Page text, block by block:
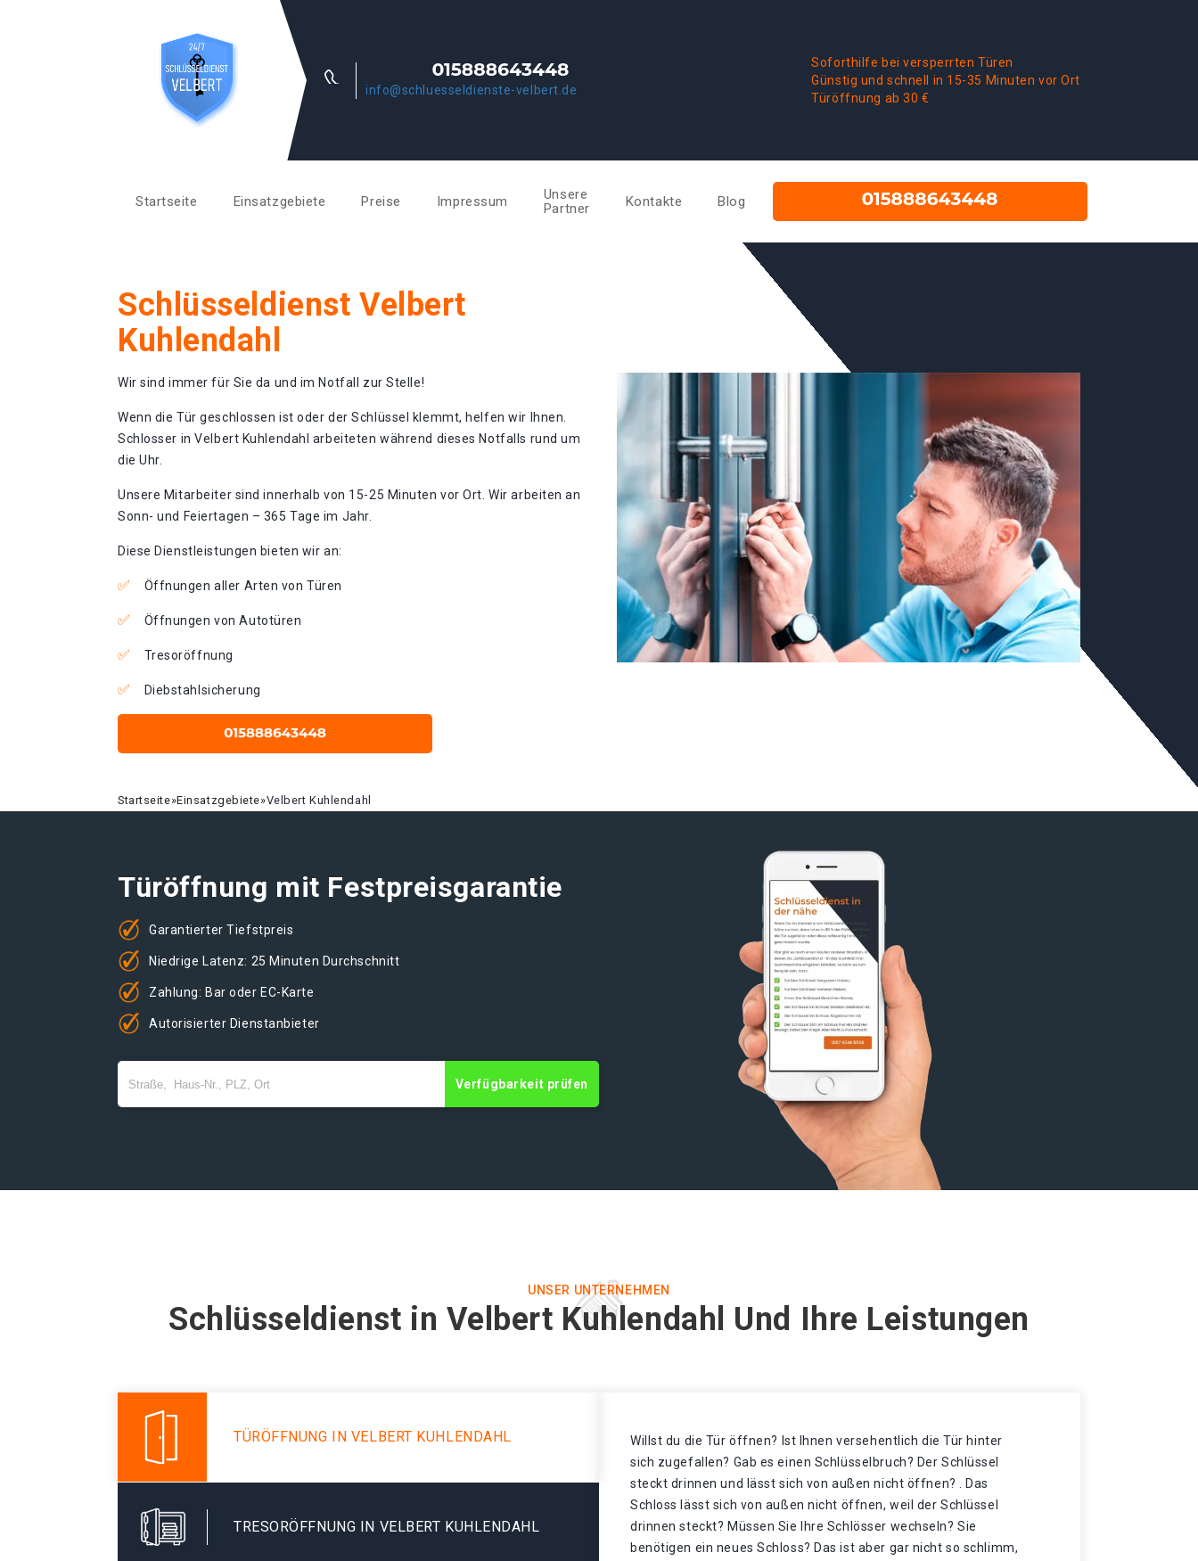
info@schluesseldienste-velbert.de
Soforthilfe bei versperrten Türen
Günstig und schnell in 15-35 Minuten vor Ort
Türöffnung ab 30 €
Startseite Einsatzgebiete Preise Impressum
Unsere
Partner
Kontakte Blog
Schlüsseldienst Velbert
Kuhlendahl
Wir sind immer für Sie da und im Notfall zur Stelle!
Wenn die Tür geschlossen ist oder der Schlüssel klemmt, helfen wir Ihnen.
Schlosser in Velbert Kuhlendahl arbeiteten während dieses Notfalls rund um
die Uhr.
Unsere Mitarbeiter sind innerhalb von 15-25 Minuten vor Ort. Wir arbeiten an
Sonn- und Feiertagen – 365 Tage im Jahr.
Diese Dienstleistungen bieten wir an:
Öffnungen aller Arten von Türen
Öffnungen von Autotüren
Tresoröffnung
Diebstahlsicherung
Startseite»Einsatzgebiete»Velbert Kuhlendahl
Türöffnung mit Festpreisgarantie
Garantierter Tiefstpreis
Niedrige Latenz: 25 Minuten Durchschnitt
Zahlung: Bar oder EC-Karte
Autorisierter Dienstanbieter
Verfügbarkeit prüfen
UNSER UNTERNEHMEN
Schlüsseldienst in Velbert Kuhlendahl Und Ihre Leistungen
TÜRÖFFNUNG IN VELBERT KUHLENDAHL
TRESORÖFFNUNG IN VELBERT KUHLENDAHL
Willst du die Tür öffnen? Ist Ihnen versehentlich die Tür hinter
sich zugefallen? Gab es einen Schlüsselbruch? Der Schlüssel
steckt drinnen und lässt sich von außen nicht öffnen? . Das
Schloss lässt sich von außen nicht öffnen, weil der Schlüssel
drinnen steckt? Müssen Sie Ihre Schlösser wechseln? Sie
benötigen ein neues Schloss? Das ist aber gar nicht so schlimm,